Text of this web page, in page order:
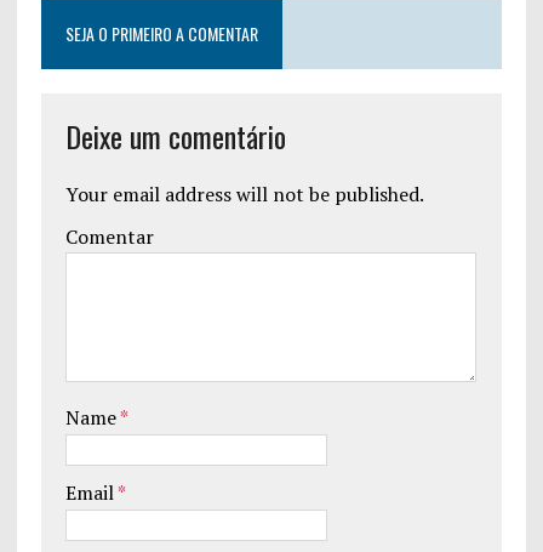
SEJA O PRIMEIRO A COMENTAR
Deixe um comentário
Your email address will not be published.
Comentar
Name*
Email*